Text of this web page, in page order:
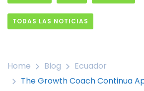
TODAS LAS NOTICIAS
Home Blog
Ecuador
The Growth Coach Continua